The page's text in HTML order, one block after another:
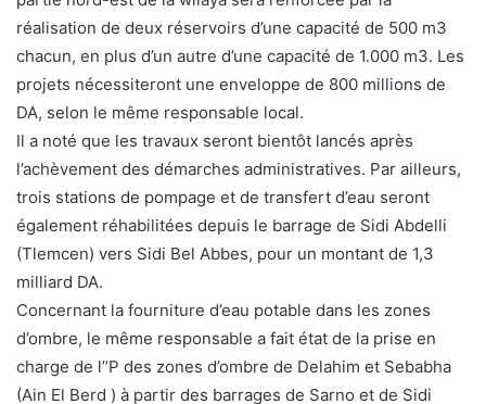
réalisation de deux réservoirs d’une capacité de 500 m3
chacun, en plus d’un autre d’une capacité de 1.000 m3. Les
projets nécessiteront une enveloppe de 800 millions de
DA, selon le même responsable local.
Il a noté que les travaux seront bientôt lancés après
l’achèvement des démarches administratives. Par ailleurs,
trois stations de pompage et de transfert d’eau seront
également réhabilitées depuis le barrage de Sidi Abdelli
(Tlemcen) vers Sidi Bel Abbes, pour un montant de 1,3
milliard DA.
Concernant la fourniture d’eau potable dans les zones
d’ombre, le même responsable a fait état de la prise en
charge de l’’P des zones d’ombre de Delahim et Sebabha
(Ain El Berd ) à partir des barrages de Sarno et de Sidi